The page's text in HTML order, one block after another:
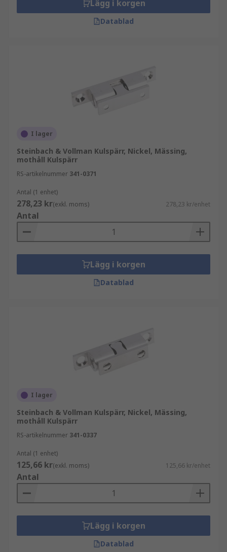
Lägg i korgen
Datablad
I lager
Steinbach & Vollman Kulspärr, Nickel, Mässing,
mothåll Kulspärr
RS-artikelnummer 341-0371
Antal (1 enhet)
278,23 kr(exkl. moms) 278,23 kr/enhet
Antal
Lägg i korgen
Datablad
I lager
Steinbach & Vollman Kulspärr, Nickel, Mässing,
mothåll Kulspärr
RS-artikelnummer 341-0337
Antal (1 enhet)
125,66 kr(exkl. moms) 125,66 kr/enhet
Antal
Lägg i korgen
Datablad